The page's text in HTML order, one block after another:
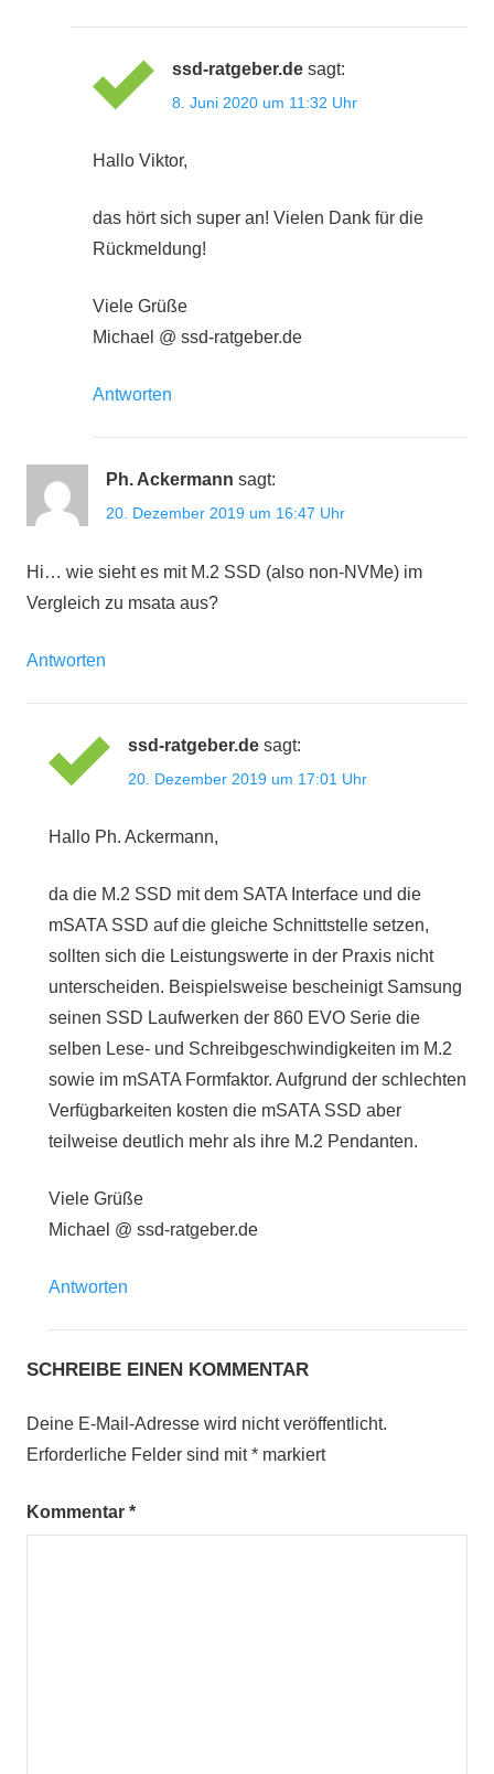
ssd-ratgeber.de sagt:
8. Juni 2020 um 11:32 Uhr
Hallo Viktor,
das hört sich super an! Vielen Dank für die
Rückmeldung!
Viele Grüße
Michael @ ssd-ratgeber.de
Antworten
Ph. Ackermann sagt:
20. Dezember 2019 um 16:47 Uhr
Hi… wie sieht es mit M.2 SSD (also non-NVMe) im
Vergleich zu msata aus?
Antworten
ssd-ratgeber.de sagt:
20. Dezember 2019 um 17:01 Uhr
Hallo Ph. Ackermann,
da die M.2 SSD mit dem SATA Interface und die
mSATA SSD auf die gleiche Schnittstelle setzen,
sollten sich die Leistungswerte in der Praxis nicht
unterscheiden. Beispielsweise bescheinigt Samsung
seinen SSD Laufwerken der 860 EVO Serie die
selben Lese- und Schreibgeschwindigkeiten im M.2
sowie im mSATA Formfaktor. Aufgrund der schlechten
Verfügbarkeiten kosten die mSATA SSD aber
teilweise deutlich mehr als ihre M.2 Pendanten.
Viele Grüße
Michael @ ssd-ratgeber.de
Antworten
SCHREIBE EINEN KOMMENTAR
Deine E-Mail-Adresse wird nicht veröffentlicht.
Erforderliche Felder sind mit* markiert
Kommentar *